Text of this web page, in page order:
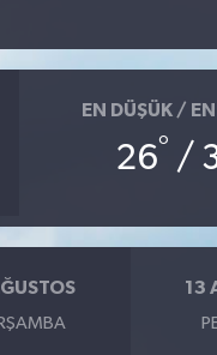
EN DÜŞÜK /
26° /
13